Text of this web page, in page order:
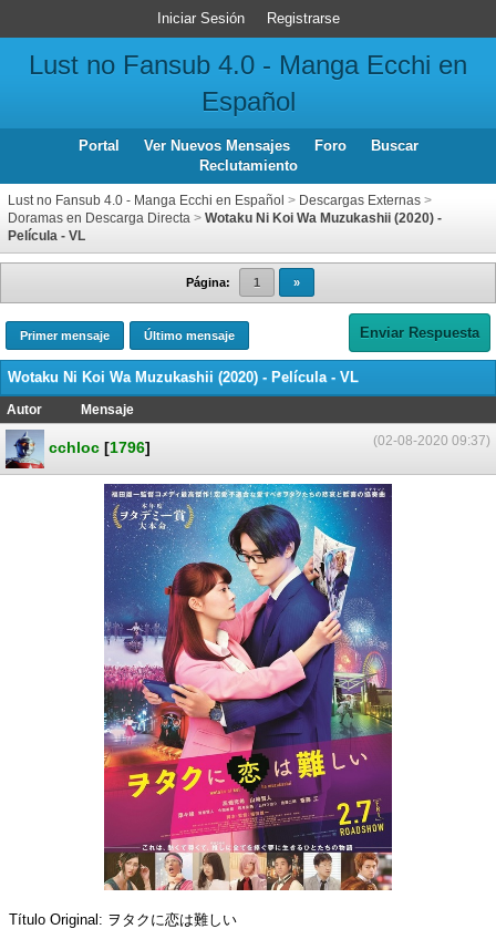
Iniciar Sesión Registrarse
Lust no Fansub 4.0 - Manga Ecchi en
Español
Portal Ver Nuevos Mensajes Foro
Buscar
Reclutamiento
Lust no Fansub 4.0 - Manga Ecchi en Español > Descargas Externas >
Doramas en Descarga Directa > Wotaku Ni Koi Wa Muzukashii (2020) -
Película - VL
Página: 1 »
Primer mensaje Último mensaje Enviar Respuesta
Wotaku Ni Koi Wa Muzukashii (2020) - Película - VL
Autor
Mensaje
(02-08-2020 09:37)
cchloc [1796]
Título Original: ヲタクに恋は難しい